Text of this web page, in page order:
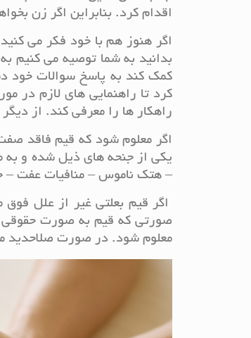
اقدام کرد. بنابراین اگر زن
اگر هنوز هم با خود فکر می
بدانید به شما توصیه می کنیم
کمک کند به پاسخ سوالات خود
کرد تا راهنمایی های لازم در
راهکار ها را معرفی کند. از
اگر معلوم شود که قیم فاقد
یکی از جنحه‌ های ذیل شده و به
– هتک ناموس – منافیات عفت –
اگر قیم بعلتی غیر از علل
صورتی که قیم به صورت حقوقی
معلوم شود. در صورت صلاحدید